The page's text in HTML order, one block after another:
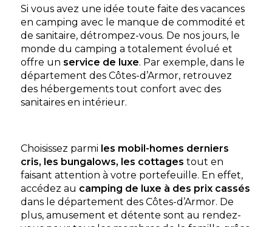
Si vous avez une idée toute faite des vacances
en camping avec le manque de commodité et
de sanitaire, détrompez-vous. De nos jours, le
monde du camping a totalement évolué et
offre un service de luxe. Par exemple, dans le
département des Côtes-d’Armor, retrouvez
des hébergements tout confort avec des
sanitaires en intérieur.
Choisissez parmi les mobil-homes derniers
cris, les bungalows, les cottages tout en
faisant attention à votre portefeuille. En effet,
accédez au camping de luxe à des prix cassés
dans le département des Côtes-d’Armor. De
plus, amusement et détente sont au rendez-
Camping Au Bocage Du Lac
Jugon-les-Lacs-Commune-Nouvelle, Côtes d'Armor ,
Bretagne
★ 3.9/5 (1232 avis)
Aucune information tarifaire disponible
Découvrir